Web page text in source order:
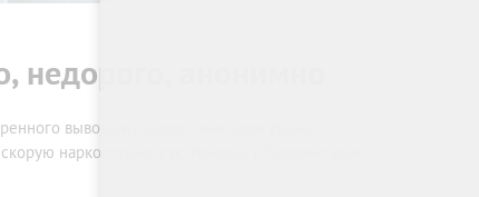
недорого, анонимно
вывода из запоя с выездом врача-
наркологическую помощь в Талдоме всем